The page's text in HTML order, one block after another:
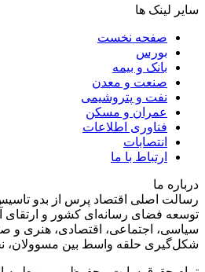
سایر لینک ها
صفحه نخست
بورس
بانک و بیمه
صنعت و معدن
نفت و پتروشیمی
عمران و مسکن
فناوری اطلاعات
انتصابات
ارتباط با ما
درباره ما
رسالت اصلی اقتصاد پرس از بدو
توسعه فضای رسانه‌ای کشور و ارتقای
سیاسی، اجتماعی، اقتصادی، هنری و
شکل‌گیری حلقه واسط بین مسوولان،